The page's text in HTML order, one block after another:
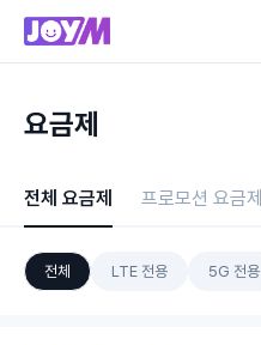
요금제
전체 요금제 프로모션 요금제
전체 LTE 전용 5G 전용